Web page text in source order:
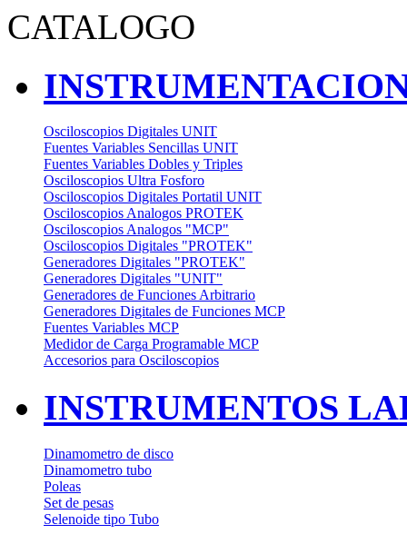
CATALOGO
Osciloscopios Digitales UNIT
Fuentes Variables Sencillas UNIT
Fuentes Variables Dobles y Triples
Osciloscopios Ultra Fosforo
Osciloscopios Digitales Portatil UNIT
Osciloscopios Analogos PROTEK
Osciloscopios Analogos "MCP"
Osciloscopios Digitales "PROTEK"
Generadores Digitales "PROTEK"
Generadores Digitales "UNIT"
Generadores de Funciones Arbitrario
Generadores Digitales de Funciones MCP
Fuentes Variables MCP
Medidor de Carga Programable MCP
Accesorios para Osciloscopios
INSTRUMENTOS
Dinamometro de disco
Dinamometro tubo
Poleas
Set de pesas
Selenoide tipo Tubo